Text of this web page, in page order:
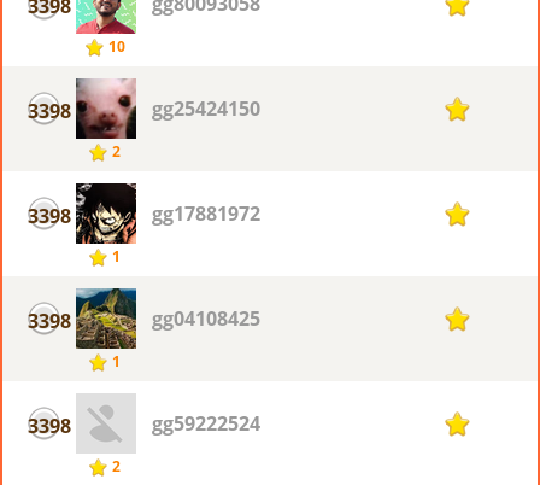
3398
10
1
3398
2
gg25424150 1
3398
1
gg17881972 1
3398
1
gg04108425 1
3398
2
gg59222524 1